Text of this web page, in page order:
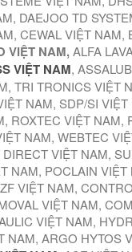
DAEJOO TD
CEWAL VIỆT NAM,
VIỆT NAM,ALFA
VIỆT NAM,
TRI TRONICS VIỆT
NAM, SDP/SI
ROXTEC VIỆT NAM,
NAM, WEBTEC
VIỆT NAM,
NAM, POCLAIN
VIỆT NAM,
VIỆT NAM,
VIỆT NAM,
NAM, ARGO HYTOS